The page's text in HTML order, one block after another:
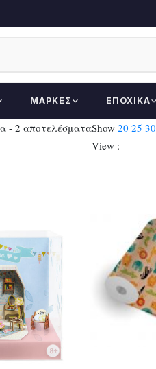
ΜΆΡΚΕΣ ΕΠΟΧΙΚΆ
- 2 αποτελέσματαSorted
by
Show 20 25 30
View :